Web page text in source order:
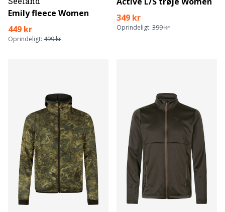
Emily fleece Women
449 kr
Oprindeligt: 499 kr
349 kr
Oprindeligt: 399 kr